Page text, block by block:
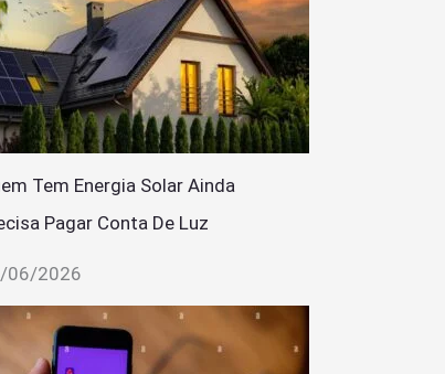
Tem Energia Solar Ainda
Pagar Conta De Luz
06/2026